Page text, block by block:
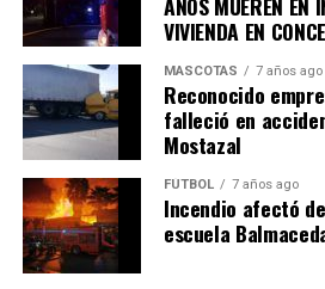
VIVIENDA EN
MASCOTAS 7 años ago
Reconocido
falleció en
Mostazal
FÚTBOL 7 años ago
Incendio afectó
escuela